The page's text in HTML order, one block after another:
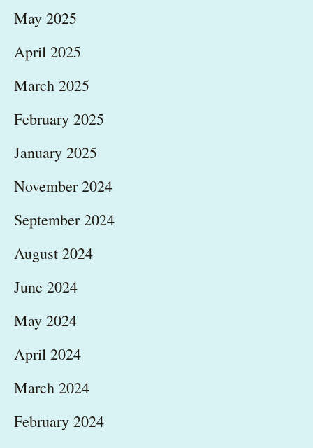
May 2025
April 2025
March 2025
February 2025
January 2025
November 2024
September 2024
August 2024
June 2024
May 2024
April 2024
March 2024
February 2024